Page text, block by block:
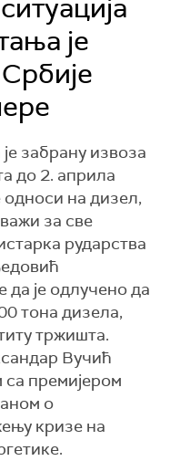
је
забрану извоза
до 2. априла
на дизел,
за све
рударства
је одлучено да
тона дизела,
тржишта.
Вучић
са премијером
о
кризе на